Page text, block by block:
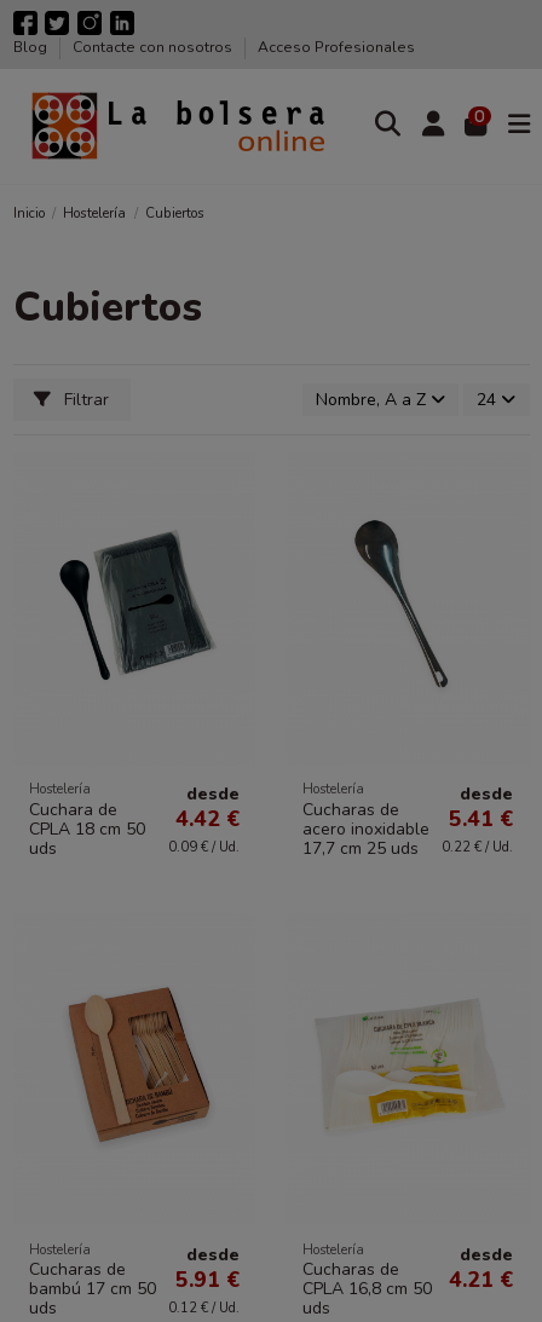
Blog Contacte con nosotros Acceso Profesionales
0
Inicio Hostelería Cubiertos
Cubiertos
Filtrar Nombre, A a Z 24
Hostelería
Cuchara de
CPLA 18 cm 50
uds
desde
4.42 €
0.09 € / Ud.
Hostelería
Cucharas de
acero inoxidable
17,7 cm 25 uds
desde
5.41 €
0.22 € / Ud.
Hostelería
Cucharas de
bambú 17 cm 50
uds
desde
5.91 €
0.12 € / Ud.
Hostelería
Cucharas de
CPLA 16,8 cm 50
uds
desde
4.21 €